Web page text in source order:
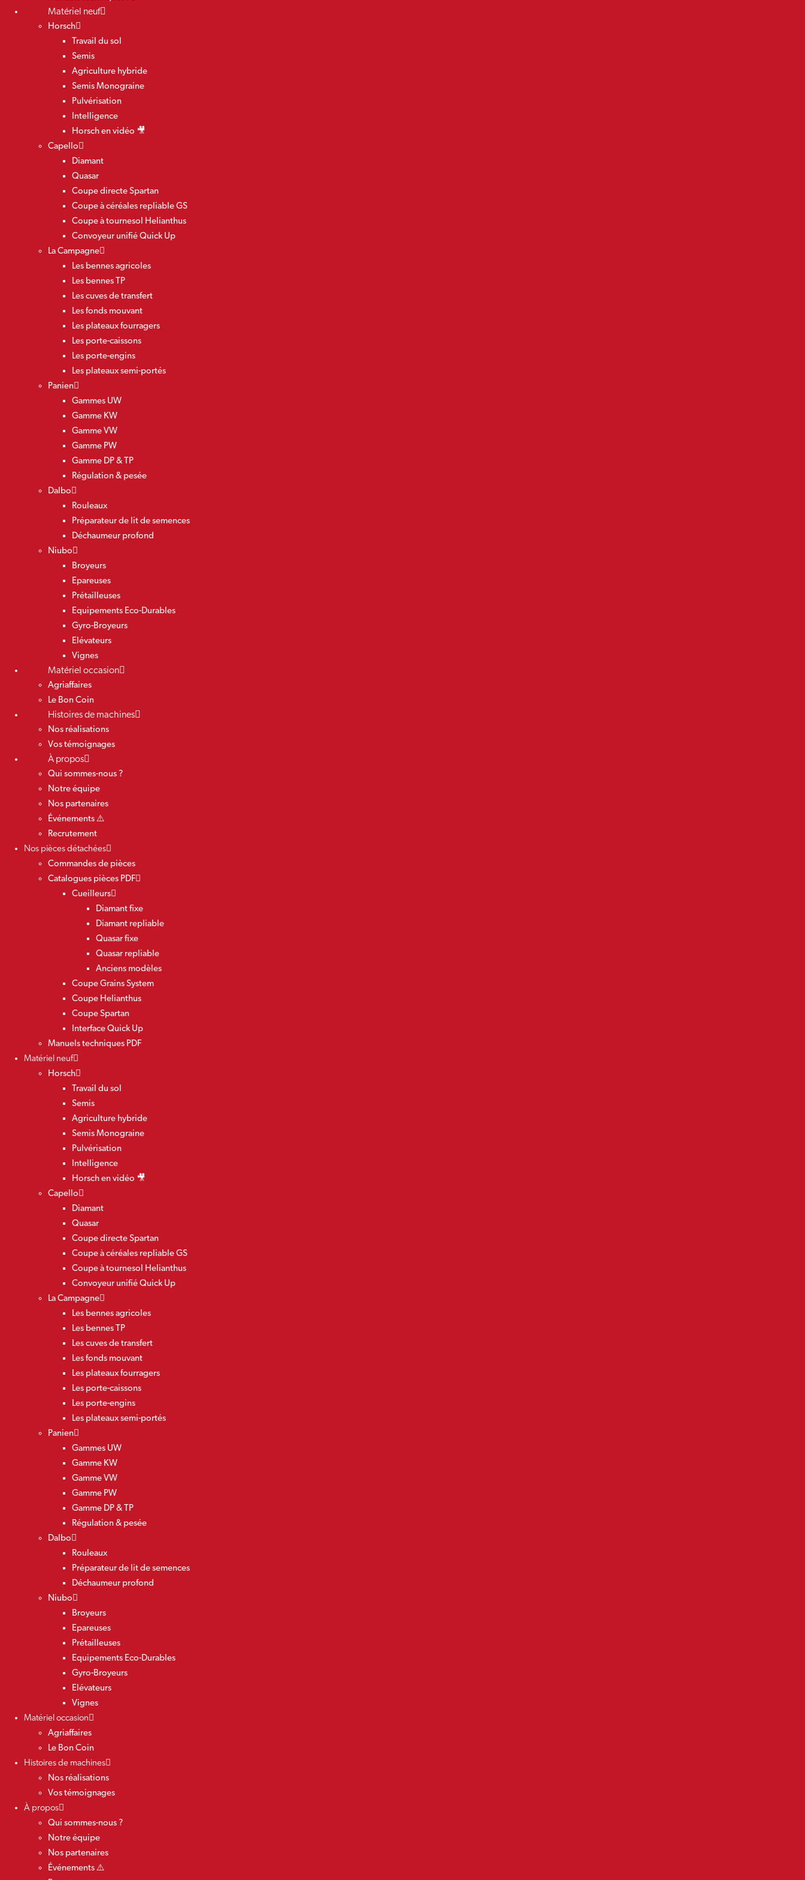
Matériel neuf
Horsch
Travail du sol
Semis
Agriculture hybride
Semis Monograine
Pulvérisation
Intelligence
Horsch en vidéo 🎥
Capello
Diamant
Quasar
Coupe directe Spartan
Coupe à céréales repliable GS
Coupe à tournesol Helianthus
Convoyeur unifié Quick Up
La Campagne
Les bennes agricoles
Les bennes TP
Les cuves de transfert
Les fonds mouvant
Les plateaux fourragers
Les porte-caissons
Les porte-engins
Les plateaux semi-portés
Panien
Gammes UW
Gamme KW
Gamme VW
Gamme PW
Gamme DP & TP
Régulation & pesée
Dalbo
Rouleaux
Préparateur de lit de semences
Déchaumeur profond
Niubo
Broyeurs
Epareuses
Prétailleuses
Equipements Eco-Durables
Gyro-Broyeurs
Elévateurs
Vignes
Matériel occasion
Agriaffaires
Le Bon Coin
Histoires de machines
Nos réalisations
Vos témoignages
À propos
Qui sommes-nous ?
Notre équipe
Nos partenaires
Événements ⚠️
Recrutement
Nos pièces détachées
Commandes de pièces
Catalogues pièces PDF
Cueilleurs
Diamant fixe
Diamant repliable
Quasar fixe
Quasar repliable
Anciens modèles
Coupe Grains System
Coupe Helianthus
Coupe Spartan
Interface Quick Up
Manuels techniques PDF
Matériel neuf
Horsch
Travail du sol
Semis
Agriculture hybride
Semis Monograine
Pulvérisation
Intelligence
Horsch en vidéo 🎥
Capello
Diamant
Quasar
Coupe directe Spartan
Coupe à céréales repliable GS
Coupe à tournesol Helianthus
Convoyeur unifié Quick Up
La Campagne
Les bennes agricoles
Les bennes TP
Les cuves de transfert
Les fonds mouvant
Les plateaux fourragers
Les porte-caissons
Les porte-engins
Les plateaux semi-portés
Panien
Gammes UW
Gamme KW
Gamme VW
Gamme PW
Gamme DP & TP
Régulation & pesée
Dalbo
Rouleaux
Préparateur de lit de semences
Déchaumeur profond
Niubo
Broyeurs
Epareuses
Prétailleuses
Equipements Eco-Durables
Gyro-Broyeurs
Elévateurs
Vignes
Matériel occasion
Agriaffaires
Le Bon Coin
Histoires de machines
Nos réalisations
Vos témoignages
À propos
Qui sommes-nous ?
Notre équipe
Nos partenaires
Événements ⚠️